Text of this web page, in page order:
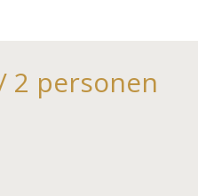
2 personen